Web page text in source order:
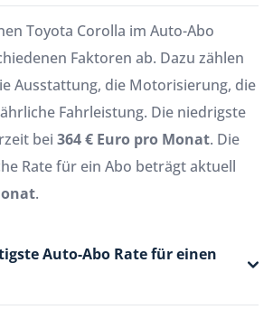
Toyota Corolla im Auto-Abo
Faktoren ab. Dazu zählen
Ausstattung, die Motorisierung, die
Fahrleistung. Die niedrigste
bei 364 € Euro pro Monat. Die
Rate für ein Abo beträgt aktuell
.
Auto-Abo Rate für einen